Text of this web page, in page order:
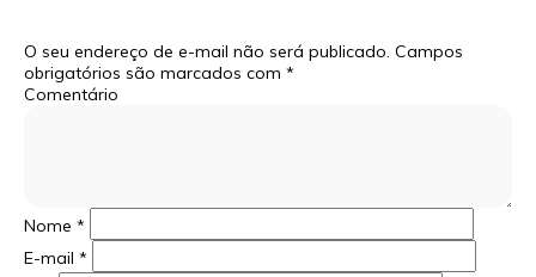
O seu endereço de e-mail não será publicado. Campos
obrigatórios são marcados com *
Comentário
Nome *
E-mail *